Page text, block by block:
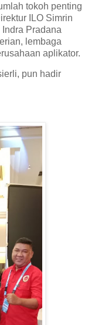
tokoh penting
ILO Simrin
Pradana
lembaga
aplikator.
pun hadir